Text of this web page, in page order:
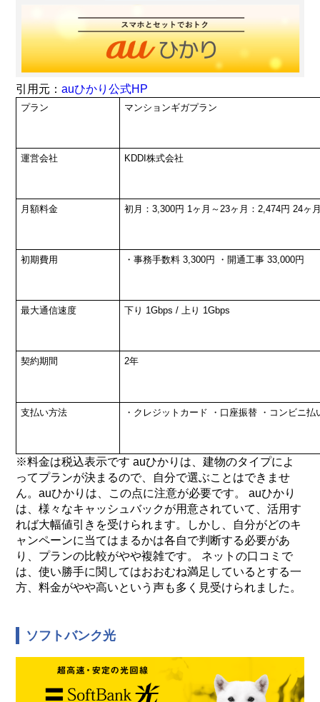
引用元：auひかり公式HP
プラン マンションギガプラン
運営会社 KDDI株式会社
月額料金 初月：3,300円 1ヶ月～23ヶ月：2,474円 24ヶ
初期費用 ・事務手数料 3,300円 ・開通工事 33,000円
最大通信速度 下り 1Gbps / 上り 1Gbps
契約期間 2年
支払い方法 ・クレジットカード ・口座振替 ・コンビニ払
※料金は税込表示です auひかりは、建物のタイプによ
ってプランが決まるので、自分で選ぶことはできませ
ん。auひかりは、この点に注意が必要です。 auひかり
は、様々なキャッシュバックが用意されていて、活用す
れば大幅値引きを受けられます。しかし、自分がどのキ
ャンペーンに当てはまるかは各自で判断する必要があ
り、プランの比較がやや複雑です。 ネットの口コミで
は、使い勝手に関してはおおむね満足しているとする一
方、料金がやや高いという声も多く見受けられました。
ソフトバンク光